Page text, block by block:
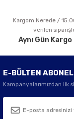
Kargom Nerede /
verilen
Aynı Gün
E-BÜLTEN
Kampanyalarımızdan ilk